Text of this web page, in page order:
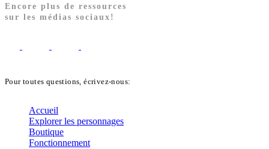
Encore plus de ressources
sur les médias sociaux!
Pour toutes questions, écrivez-nous:
Accueil
Explorer les personnages
Boutique
Fonctionnement